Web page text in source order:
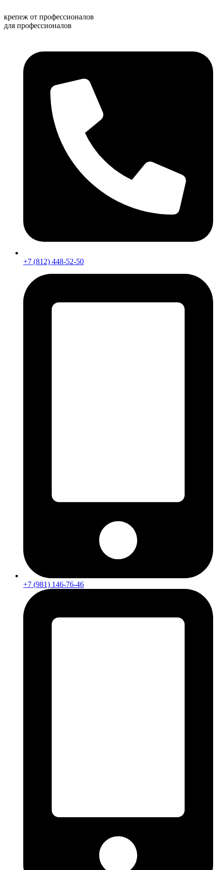
к
содержимому
крепеж от профессионалов
для профессионалов
+7 (812) 448-52-50
+7 (981) 146-76-46